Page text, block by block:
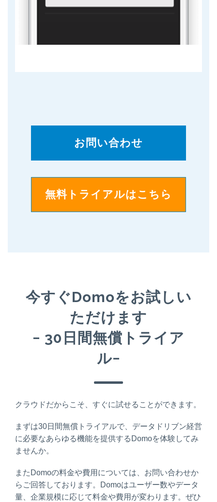
お問い合わせ
無料トライアルはこちら
今すぐDomoをお試しい
ただけます
− 30日間無償トライア
ル−
クラウドだからこそ、すぐに試せることができます。
まずは30日間無償トライアルで、データドリブン経営
に必要なあらゆる機能を提供するDomoを体験してみ
ませんか。
またDomoの料金や費用については、お問い合わせか
らご回答しております。Domoはユーザー数やデータ
量、企業規模に応じて料金や費用が変わります。ぜひ